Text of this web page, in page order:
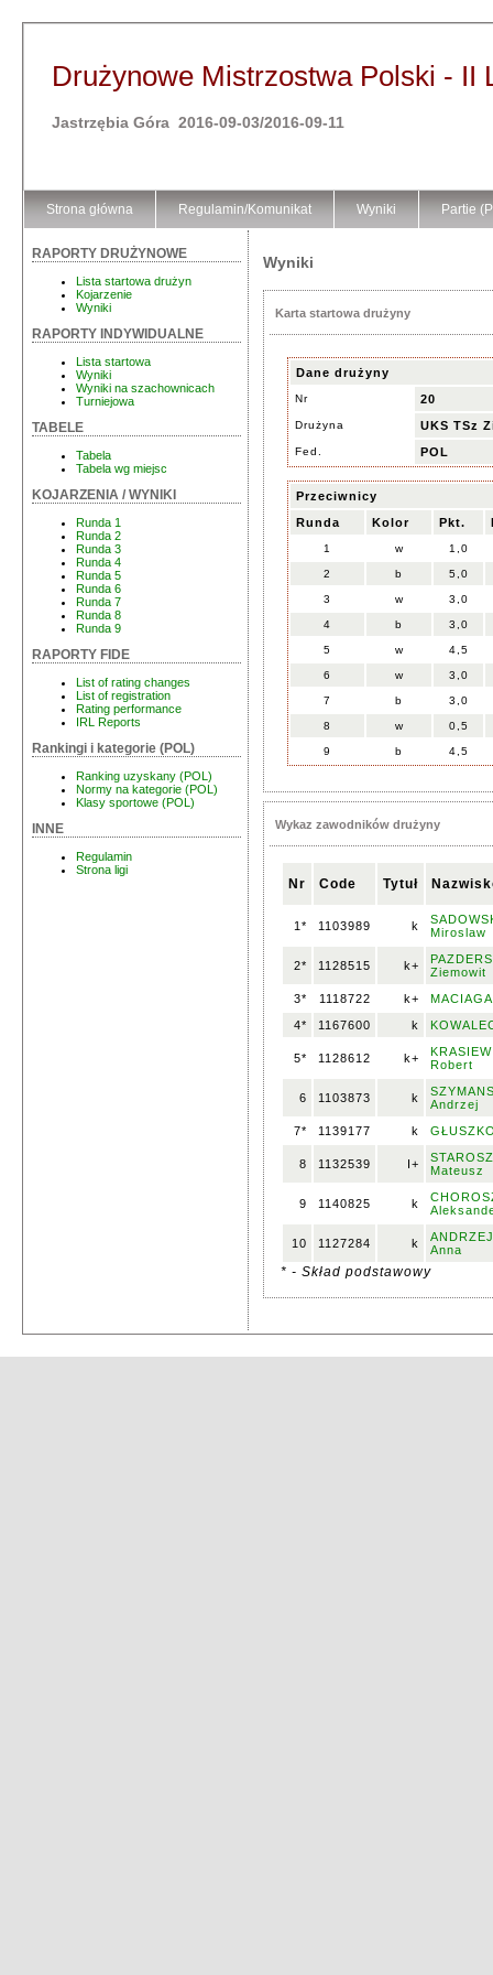
Drużynowe Mistrzostwa Polski - II
Jastrzębia Góra 2016-09-03/2016-09-11
Strona główna Regulamin/Komunikat Wyniki Partie
RAPORTY DRUŻYNOWE
Lista startowa drużyn
Kojarzenie
Wyniki
RAPORTY INDYWIDUALNE
Lista startowa
Wyniki
Wyniki na szachownicach
Turniejowa
TABELE
Tabela
Tabela wg miejsc
KOJARZENIA / WYNIKI
Runda 1
Runda 2
Runda 3
Runda 4
Runda 5
Runda 6
Runda 7
Runda 8
Runda 9
RAPORTY FIDE
List of rating changes
List of registration
Rating performance
IRL Reports
Rankingi i kategorie (POL)
Ranking uzyskany (POL)
Normy na kategorie (POL)
Klasy sportowe (POL)
INNE
Regulamin
Strona ligi
Wyniki
Karta startowa drużyny
Dane drużyny
Nr 20
Drużyna UKS TSz
Fed. POL
Przeciwnicy
Runda
Kolor Pkt.
1 w 1,0
2 b 5,0
3 w 3,0
4 b 3,0
5 w 4,5
6 w 3,0
7 b 3,0
8 w 0,5
9 b 4,5
Wykaz zawodników drużyny
Nr Code Tytuł
1* 1103989 k
Miroslaw
2* 1128515 k+
Ziemowit
3*
1118722 k+
4*
1167600 k
5* 1128612 k+
Robert
6 1103873 k
Andrzej
7*
1139177 k
8 1132539 I+
Mateusz
9 1140825 k
10 1127284 k
Anna
* - Skład podstawowy